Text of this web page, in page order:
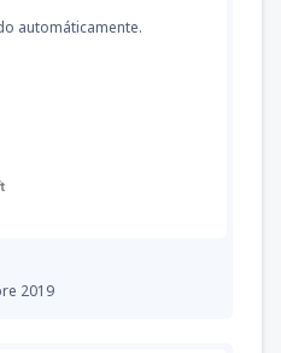
2019
automáticamente.